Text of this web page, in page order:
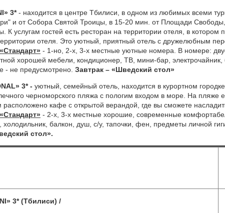
» 3*- находится в центре Тбилиси, в одном из любимых всеми
и от Собора Святой Троицы, в 15-20 мин. от Площади
К услугам гостей есть ресторан на территории отеля, в
отеля. Это уютный, приятный отель с дружелюбным
«Стандарт» - 1-но, 2-х, 3-х местные уютные номера. В номере:
хорошей мебели, кондиционер, ТВ, мини-бар,
- не предусмотрено. Завтрак – «Шведский стол»
» 3*- уютный, семейный отель, находится в курортном
черноморского пляжа с пологим входом в море. На пляже
расположено кафе с открытой верандой, где вы сможете
- 2-х, 3-х местные хорошие, современные
холодильник, балкон, душ, с/у, тапочки, фен, предметы личной
стол».
3* (Тбилиси) /